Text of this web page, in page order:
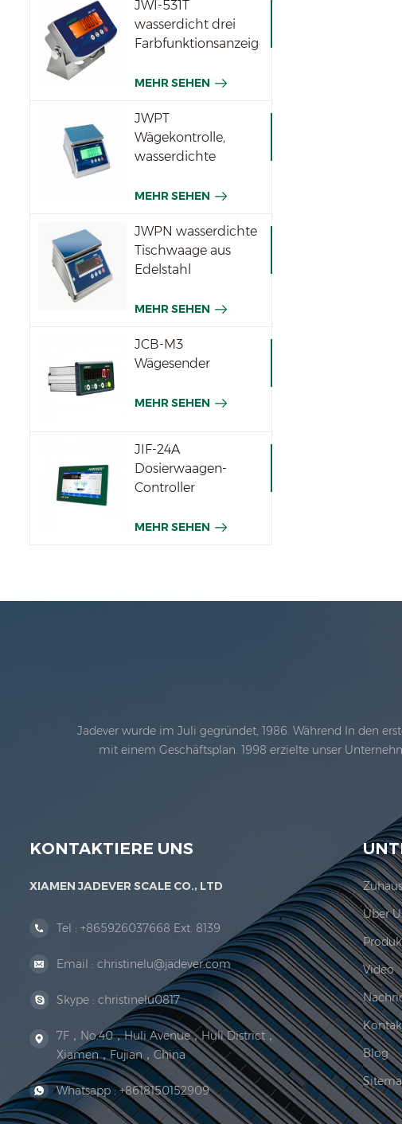
JWI-531T
wasserdicht drei
Farbfunktionsanzeigen
MEHR SEHEN
JWPT
Wägekontrolle,
wasserdichte
Industrie
MEHR SEHEN
JWPN wasserdichte
Tischwaage aus
Edelstahl
MEHR SEHEN
JCB-M3
Wägesender
MEHR SEHEN
JIF-24A
Dosierwaagen-
Controller
MEHR SEHEN
Jadever wurde im Juli gegründet, 1986. Während In den
mit einem Geschäftsplan. 1998 erzielte unser
Organisation der Rechtsorganisation. 1999 Xiamen
KONTAKTIERE UNS
XIAMEN JADEVER SCALE CO., LTD
Tel : +865926037668 Ext. 8139
Email : christinelu@jadever.com
Skype : christinelu0817
7F，No.40，Huli Avenue，Huli District，
Xiamen，Fujian，China
Whatsapp :+8618150152909
Über
Video
Blog